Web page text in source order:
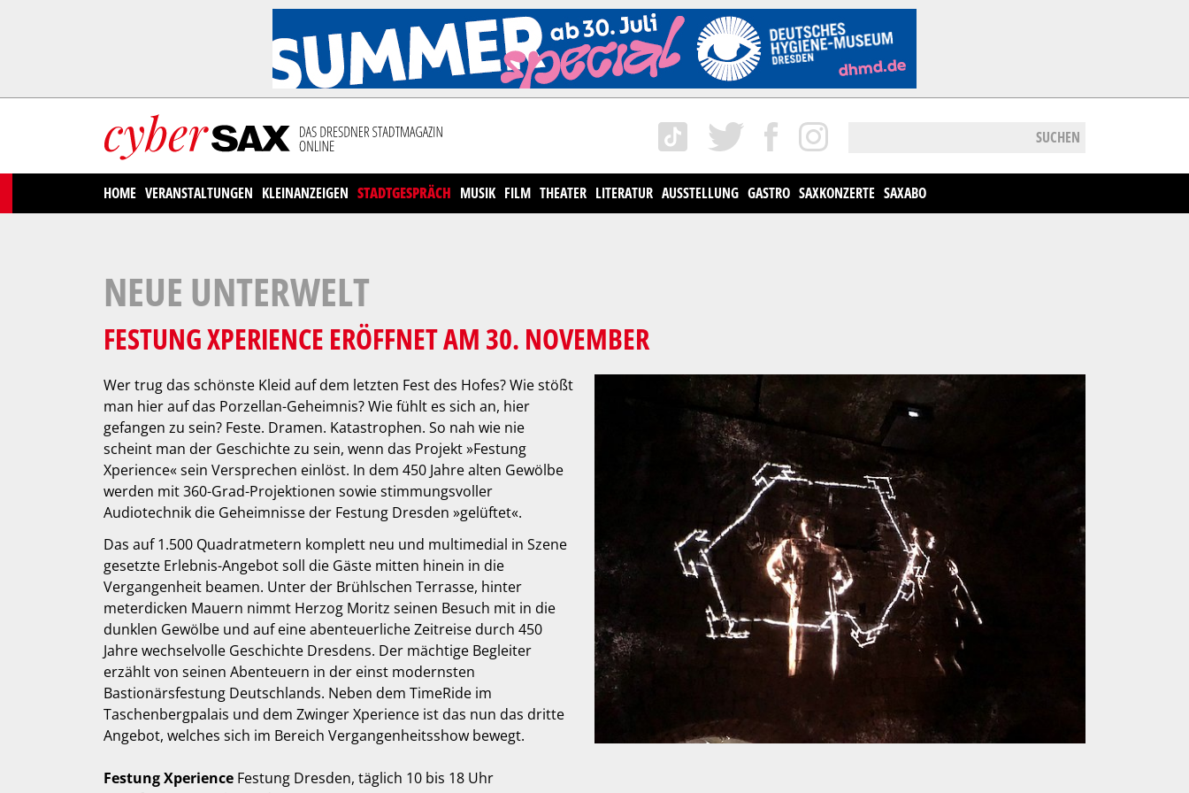
SUCHEN
HOME VERANSTALTUNGEN KLEINANZEIGEN STADTGESPRÄCH MUSIK FILM THEATER LITERATUR AUSSTELLUNG GASTRO SAXKONZERTE SAXABO
NEUE UNTERWELT
FESTUNG XPERIENCE ERÖFFNET AM 30. NOVEMBER
Wer trug das schönste Kleid auf dem letzten Fest des Hofes? Wie stößt
man hier auf das Porzellan-Geheimnis? Wie fühlt es sich an, hier
gefangen zu sein? Feste. Dramen. Katastrophen. So nah wie nie
scheint man der Geschichte zu sein, wenn das Projekt »Festung
Xperience« sein Versprechen einlöst. In dem 450 Jahre alten Gewölbe
werden mit 360-Grad-Projektionen sowie stimmungsvoller
Audiotechnik die Geheimnisse der Festung Dresden »gelüftet«.
Das auf 1.500 Quadratmetern komplett neu und multimedial in Szene
gesetzte Erlebnis-Angebot soll die Gäste mitten hinein in die
Vergangenheit beamen. Unter der Brühlschen Terrasse, hinter
meterdicken Mauern nimmt Herzog Moritz seinen Besuch mit in die
dunklen Gewölbe und auf eine abenteuerliche Zeitreise durch 450
Jahre wechselvolle Geschichte Dresdens. Der mächtige Begleiter
erzählt von seinen Abenteuern in der einst modernsten
Bastionärsfestung Deutschlands. Neben dem TimeRide im
Taschenbergpalais und dem Zwinger Xperience ist das nun das dritte
Angebot, welches sich im Bereich Vergangenheitsshow bewegt.
Festung Xperience Festung Dresden, täglich 10 bis 18 Uhr